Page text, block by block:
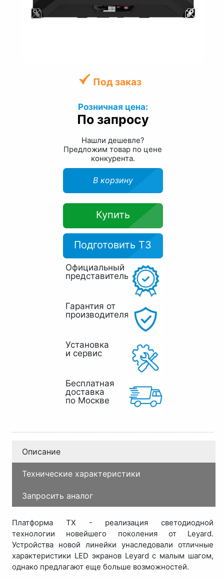
Под заказ
Розничная цена:
По запросу
Нашли дешевле?
Предложим товар по цене
конкурента.
В корзину
Купить
Подготовить ТЗ
Официальный
представитель
Гарантия от
производителя
Установка
и сервис
Бесплатная
доставка
по Москве
Описание
Технические характеристики
Запросить аналог
Платформа TX - реализация светодиодной
технологии новейшего поколения от Leyard.
Устройства новой линейки унаследовали отличные
характеристики LED экранов Leyard с малым шагом,
однако предлагают еще больше возможностей.